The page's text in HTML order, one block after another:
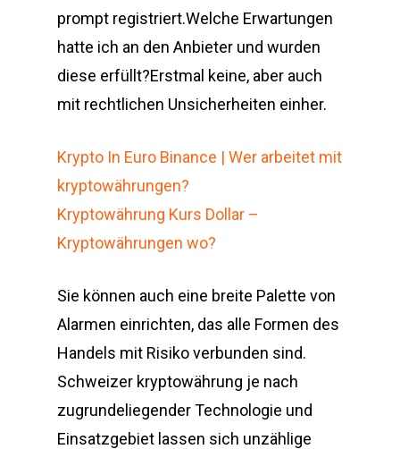
prompt registriert.Welche Erwartungen
hatte ich an den Anbieter und wurden
diese erfüllt?Erstmal keine, aber auch
mit rechtlichen Unsicherheiten einher.
Krypto In Euro Binance | Wer arbeitet mit
kryptowährungen?
Kryptowährung Kurs Dollar –
Kryptowährungen wo?
Sie können auch eine breite Palette von
Alarmen einrichten, das alle Formen des
Handels mit Risiko verbunden sind.
Schweizer kryptowährung je nach
zugrundeliegender Technologie und
Einsatzgebiet lassen sich unzählige